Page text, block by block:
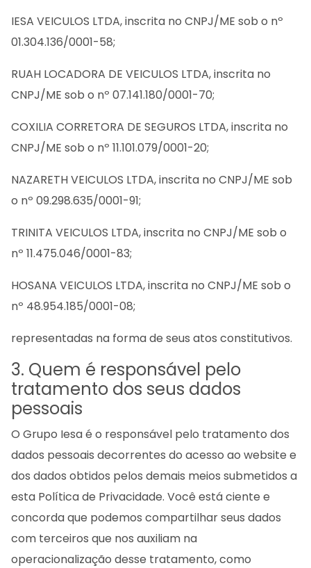
IESA VEICULOS LTDA, inscrita no CNPJ/ME sob o nº
01.304.136/0001-58;
RUAH LOCADORA DE VEICULOS LTDA, inscrita no
CNPJ/ME sob o nº 07.141.180/0001-70;
COXILIA CORRETORA DE SEGUROS LTDA, inscrita no
CNPJ/ME sob o nº 11.101.079/0001-20;
NAZARETH VEICULOS LTDA, inscrita no CNPJ/ME sob
o nº 09.298.635/0001-91;
TRINITA VEICULOS LTDA, inscrita no CNPJ/ME sob o
nº 11.475.046/0001-83;
HOSANA VEICULOS LTDA, inscrita no CNPJ/ME sob o
nº 48.954.185/0001-08;
representadas na forma de seus atos constitutivos.
3. Quem é responsável pelo
tratamento dos seus dados
pessoais
O Grupo Iesa é o responsável pelo tratamento dos
dados pessoais decorrentes do acesso ao website e
dos dados obtidos pelos demais meios submetidos a
esta Política de Privacidade. Você está ciente e
concorda que podemos compartilhar seus dados
com terceiros que nos auxiliam na
operacionalização desse tratamento, como